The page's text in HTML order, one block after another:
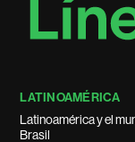
LATINOAMÉRICA
Latinoamérica y el
Brasil